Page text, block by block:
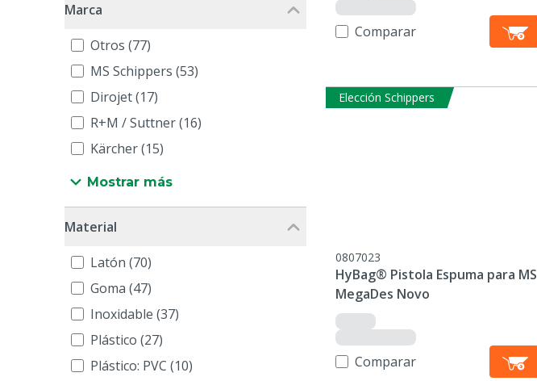
Marca
Otros (77)
MS Schippers (53)
Dirojet (17)
R+M / Suttner (16)
Kärcher (15)
Mostrar más
Material
Latón (70)
Goma (47)
Inoxidable (37)
Plástico (27)
Plástico: PVC (10)
Comparar
Elección Schippers
0807023
HyBag® Pistola Espuma para MS
MegaDes Novo
Comparar